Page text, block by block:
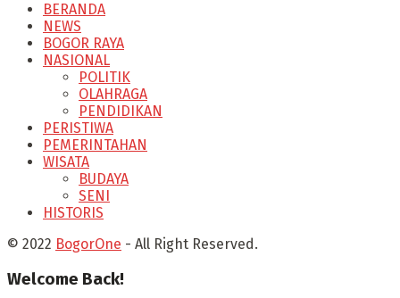
BERANDA
NEWS
BOGOR RAYA
NASIONAL
POLITIK
OLAHRAGA
PENDIDIKAN
PERISTIWA
PEMERINTAHAN
WISATA
BUDAYA
SENI
HISTORIS
© 2022 BogorOne - All Right Reserved.
Welcome Back!